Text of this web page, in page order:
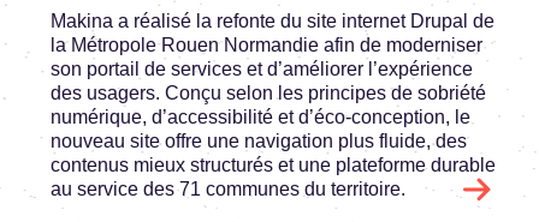
Makina a réalisé la refonte du site inter­net Drupal de
la Métro­pole Rouen Norman­die afin de moder­ni­ser
son portail de services et d’amé­lio­rer l’ex­pé­rience
des usagers. Conçu selon les prin­cipes de sobriété
numé­rique, d’ac­ces­si­bi­lité et d’éco-concep­tion, le
nouveau site offre une navi­ga­tion plus fluide, des
conte­nus mieux struc­tu­rés et une plate­forme durable
au service des 71 communes du terri­toire.